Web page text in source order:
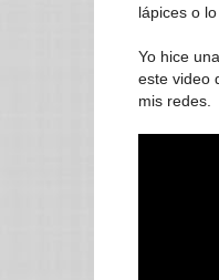
lápices o
Yo hice
este video
mis redes.